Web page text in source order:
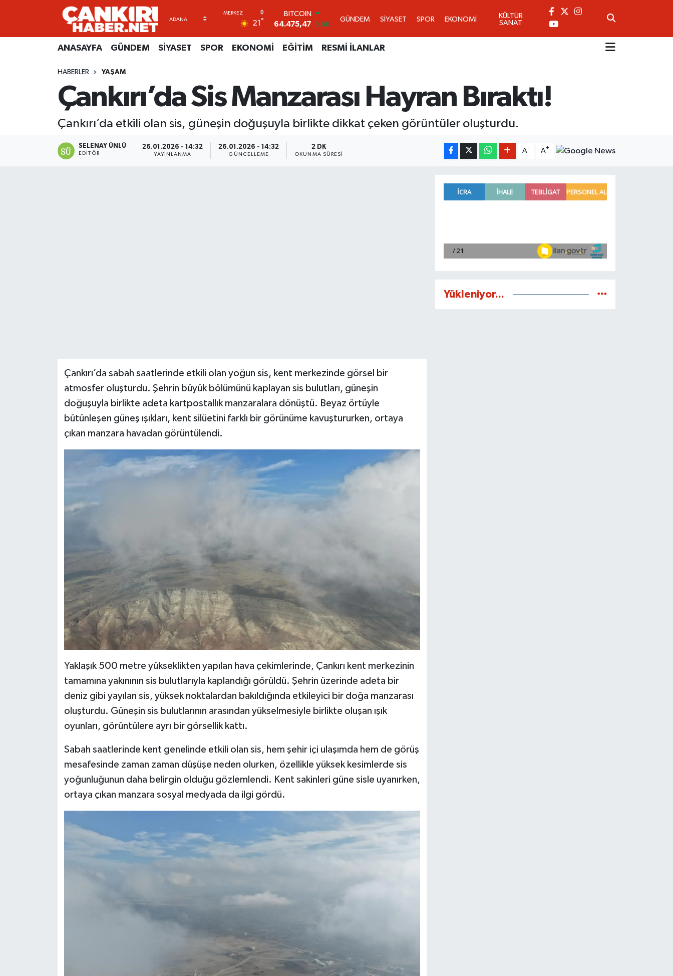
21 °
DOLAR
47,5971 0.05
55,1336 0.18
BİST100
13.703 0
BITCOIN
64.475,47 0.66
GÜNDEM SİYASET SPOR EKONOMİ
KÜLTÜR
SANAT
ANASAYFA GÜNDEM SİYASET SPOR EKONOMİ EĞİTİM RESMİ İLANLAR
HABERLER YAŞAM
Çankırı’da Sis Manzarası Hayran Bıraktı!
Çankırı’da etkili olan sis, güneşin doğuşuyla birlikte dikkat çeken görüntüler oluşturdu.
SELENAY ÜNLÜ
EDITÖR
26.01.2026 - 14:32
YAYINLANMA
26.01.2026 - 14:32
GÜNCELLEME
2 DK
OKUNMA SÜRESI
A- A+
Çankırı’da sabah saatlerinde etkili olan yoğun sis, kent merkezinde görsel bir
atmosfer oluşturdu. Şehrin büyük bölümünü kaplayan sis bulutları, güneşin
doğuşuyla birlikte adeta kartpostallık manzaralara dönüştü. Beyaz örtüyle
bütünleşen güneş ışıkları, kent silüetini farklı bir görünüme kavuştururken, ortaya
çıkan manzara havadan görüntülendi.
Yaklaşık 500 metre yükseklikten yapılan hava çekimlerinde, Çankırı kent merkezinin
tamamına yakınının sis bulutlarıyla kaplandığı görüldü. Şehrin üzerinde adeta bir
deniz gibi yayılan sis, yüksek noktalardan bakıldığında etkileyici bir doğa manzarası
oluşturdu. Güneşin sis bulutlarının arasından yükselmesiyle birlikte oluşan ışık
oyunları, görüntülere ayrı bir görsellik kattı.
Sabah saatlerinde kent genelinde etkili olan sis, hem şehir içi ulaşımda hem de görüş
mesafesinde zaman zaman düşüşe neden olurken, özellikle yüksek kesimlerde sis
yoğunluğunun daha belirgin olduğu gözlemlendi. Kent sakinleri güne sisle uyanırken,
ortaya çıkan manzara sosyal medyada da ilgi gördü.
Yükleniyor...
ANASAYFA
SİYASET
Künye
Gizlilik Sözleşmesi
TEKNOLOJİ
Merkez Hava Durumu
Süper Lig Puan Durumu ve Fikstür
Son Dakika Haberleri